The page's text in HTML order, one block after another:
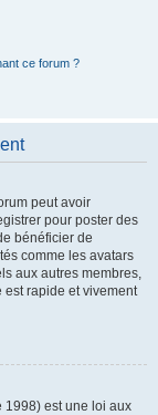
ce forum ?
peut avoir
pour poster des
bénéficier de
comme les avatars
aux autres membres,
est rapide et vivement
1998) est une loi aux